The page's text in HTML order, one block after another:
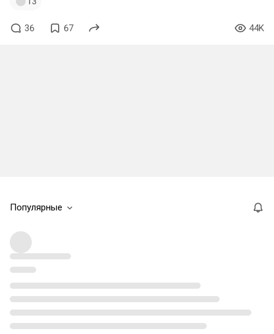
36 67 44K
Популярные